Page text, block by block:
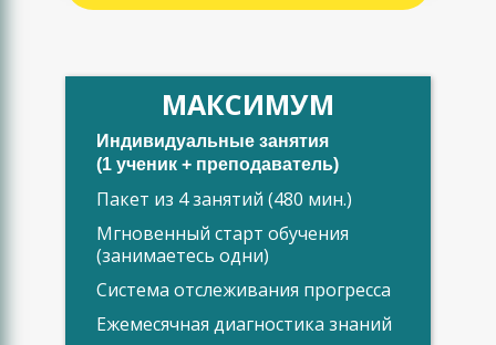
МАКСИМУМ
Индивидуальные занятия
(1 ученик + преподаватель)
Пакет из 4 занятий (480 мин.)
Мгновенный старт обучения
(занимаетесь одни)
Система отслеживания прогресса
Ежемесячная диагностика знаний